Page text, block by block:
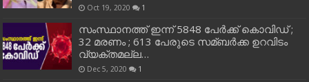
Oct 19, 2020 1
സംസ്ഥാനത്ത് ഇന്ന് 5848 പേര്‍ക്ക് കൊവി‌ഡ് ;
32 മരണം ; 613 പേരുടെ സമ്ബര്‍ക്ക ഉറവിടം
വ്യക്തമല്ല…
Dec 5, 2020 1